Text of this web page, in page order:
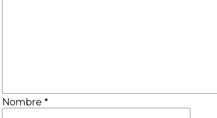
Nombre *